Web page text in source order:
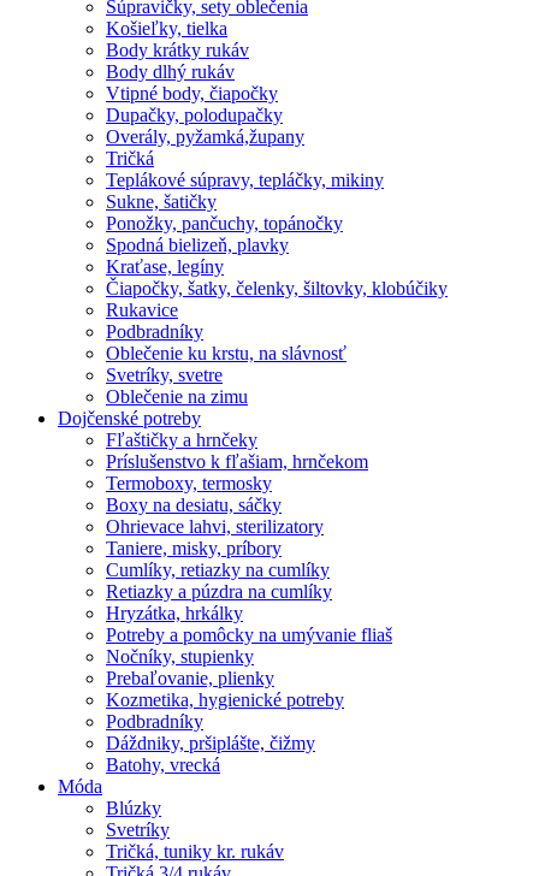
Súpravičky, sety oblečenia
Košieľky, tielka
Body krátky rukáv
Body dlhý rukáv
Vtipné body, čiapočky
Dupačky, polodupačky
Overály, pyžamká,župany
Tričká
Teplákové súpravy, tepláčky, mikiny
Sukne, šatičky
Ponožky, pančuchy, topánočky
Spodná bielizeň, plavky
Kraťase, legíny
Čiapočky, šatky, čelenky, šiltovky, klobúčiky
Rukavice
Podbradníky
Oblečenie ku krstu, na slávnosť
Svetríky, svetre
Oblečenie na zimu
Dojčenské potreby
Fľaštičky a hrnčeky
Príslušenstvo k fľašiam, hrnčekom
Termoboxy, termosky
Boxy na desiatu, sáčky
Ohrievace lahvi, sterilizatory
Taniere, misky, príbory
Cumlíky, retiazky na cumlíky
Retiazky a púzdra na cumlíky
Hryzátka, hrkálky
Potreby a pomôcky na umývanie fliaš
Nočníky, stupienky
Prebaľovanie, plienky
Kozmetika, hygienické potreby
Podbradníky
Dáždniky, pršiplášte, čižmy
Batohy, vrecká
Móda
Blúzky
Svetríky
Tričká, tuniky kr. rukáv